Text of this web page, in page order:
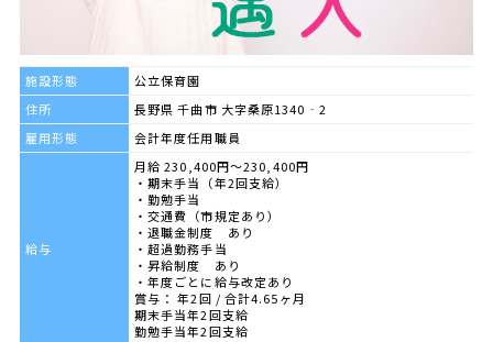
施設形態
公立保育園
住所
長野県 千曲市 大字桑原1340‐2
雇用形態
会計年度任用職員
給与
月給 230,400円～230,400円
・期末手当（年2回支給）
・勤勉手当
・交通費（市規定あり）
・退職金制度 あり
・超過勤務手当
・昇給制度 あり
・年度ごとに給与改定あり
賞与： 年2回 / 合計4.65ヶ月
期末手当年2回支給
勤勉手当年2回支給